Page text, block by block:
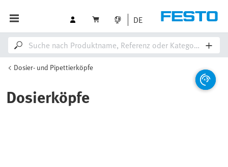
DE
Dosier- und Pipettierköpfe
Dosierköpfe